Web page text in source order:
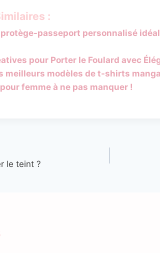
:
passeport personnalisé
pour Porter le Foulard avec
meilleurs modèles de t-shirts
femme à ne pas manquer !
le teint ?